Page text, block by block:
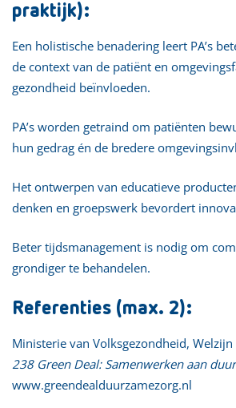
praktijk):
Een holistische benadering leert PA’s
de context van de patiënt en
gezondheid beïnvloeden.
PA’s worden getraind om patiënten
hun gedrag én de bredere
Het ontwerpen van educatieve
denken en groepswerk bevordert
Beter tijdsmanagement is nodig om
grondiger te behandelen.
Referenties (max. 2):
Ministerie van Volksgezondheid,
238 Green Deal: Samenwerken aan
www.greendealduurzamezorg.nl